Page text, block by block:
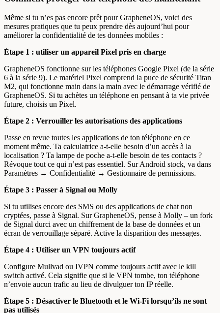
Même si tu n’es pas encore prêt pour GrapheneOS, voici des
mesures pratiques que tu peux prendre dès aujourd’hui pour
améliorer la confidentialité de tes données mobiles :
Étape 1 : utiliser un appareil Pixel pris en charge
GrapheneOS fonctionne sur les téléphones Google Pixel (de la série
6 à la série 9). Le matériel Pixel comprend la puce de sécurité Titan
M2, qui fonctionne main dans la main avec le démarrage vérifié de
GrapheneOS. Si tu achètes un téléphone en pensant à ta vie privée
future, choisis un Pixel.
Étape 2 : Verrouiller les autorisations des applications
Passe en revue toutes les applications de ton téléphone en ce
moment même. Ta calculatrice a-t-elle besoin d’un accès à la
localisation ? Ta lampe de poche a-t-elle besoin de tes contacts ?
Révoque tout ce qui n’est pas essentiel. Sur Android stock, va dans
Paramètres → Confidentialité → Gestionnaire de permissions.
Étape 3 : Passer à Signal ou Molly
Si tu utilises encore des SMS ou des applications de chat non
cryptées, passe à Signal. Sur GrapheneOS, pense à Molly – un fork
de Signal durci avec un chiffrement de la base de données et un
écran de verrouillage séparé. Active la disparition des messages.
Étape 4 : Utiliser un VPN toujours actif
Configure Mullvad ou IVPN comme toujours actif avec le kill
switch activé. Cela signifie que si le VPN tombe, ton téléphone
n’envoie aucun trafic au lieu de divulguer ton IP réelle.
Étape 5 : Désactiver le Bluetooth et le Wi-Fi lorsqu’ils ne sont
pas utilisés